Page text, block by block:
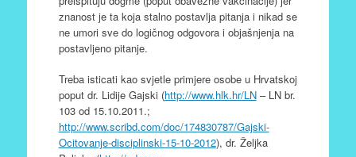
znanost je ta koja stalno postavlja pitanja i nikad se
ne umori sve do logičnog odgovora i objašnjenja na
postavljeno pitanje.
Treba isticati kao svjetle primjere osobe u Hrvatskoj
poput dr. Lidije Gajski (http://www.hlk.hr/LN– LN br.
103 od 15.10.2011.;
http://www.scribd.com/doc/174830787/Gajski-
Ocitovanje-disciplinski-15-10-2012), dr. Željka